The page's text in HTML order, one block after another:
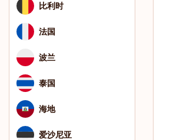
比利时
法国
波兰
泰国
海地
爱沙尼亚